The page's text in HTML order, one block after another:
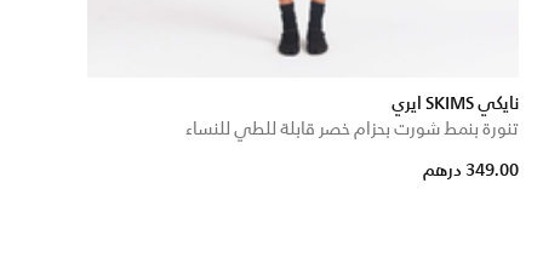
نايكي SKIMS ايري
تنورة بنمط شورت بحزام خصر قابلة للطي للنساء
349.00 درهم